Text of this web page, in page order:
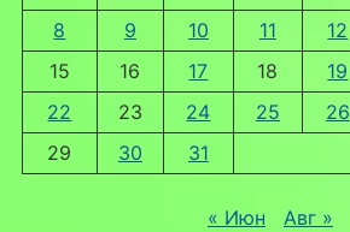
8
9 10 11 12
15
16 17 18 19
22
23 24 25 26
29
30 31
« Июн Авг »